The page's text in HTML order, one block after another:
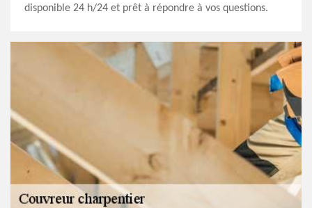
disponible 24 h/24 et prêt à répondre à vos questions.